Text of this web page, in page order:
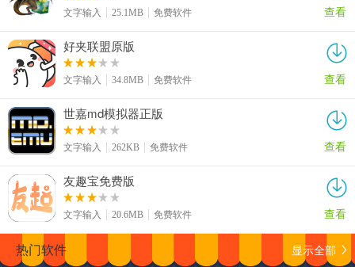
文字输入 25.1MB 免费软件 查看
好夹联盟原版
文字输入 34.8MB 免费软件 查看
世嘉md模拟器正版
文字输入 262KB 免费软件 查看
友趣宝免费版
文字输入 20.6MB 免费软件 查看
热门软件 显示全部